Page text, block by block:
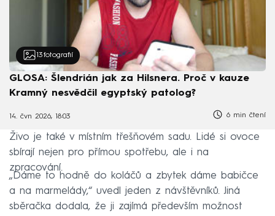
13 fotografií
GLOSA: Šlendrián jak za Hilsnera. Proč v kauze
Kramný nesvědčil egyptský patolog?
14. čvn 2026, 18:03 6 min čtení
Živo je také v místním třešňovém sadu. Lidé si ovoce
sbírají nejen pro přímou spotřebu, ale i na
zpracování.
„Dáme to hodně do koláčů a zbytek dáme babičce
a na marmelády,“ uvedl jeden z návštěvníků. Jiná
sběračka dodala, že ji zajímá především možnost